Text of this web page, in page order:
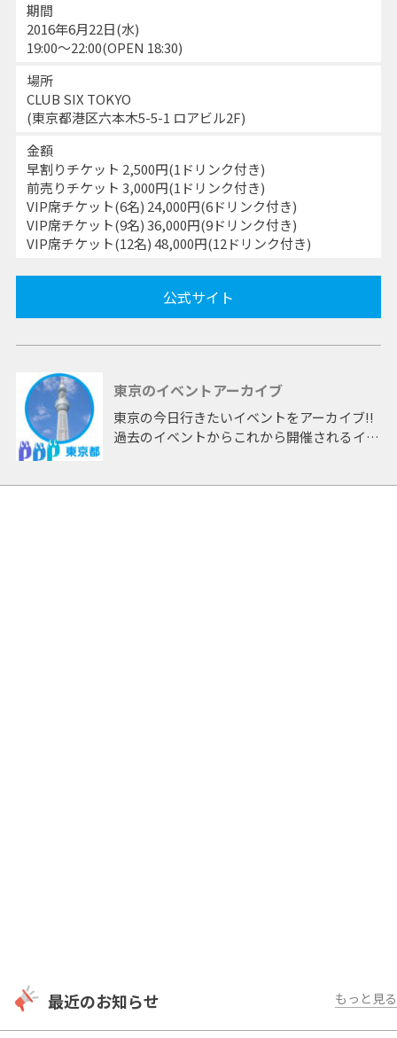
期間
2016年6月22日(水)
19:00～22:00(OPEN 18:30)
場所
CLUB SIX TOKYO
(東京都港区六本木5-5-1 ロアビル2F)
金額
早割りチケット 2,500円(1ドリンク付き)
前売りチケット 3,000円(1ドリンク付き)
VIP席チケット(6名) 24,000円(6ドリンク付き)
VIP席チケット(9名) 36,000円(9ドリンク付き)
VIP席チケット(12名) 48,000円(12ドリンク付き)
公式サイト
東京のイベントアーカイブ
東京の今日行きたいイベントをアーカイブ!!
過去のイベントからこれから開催されるイベ
最近のお知らせ もっと見る